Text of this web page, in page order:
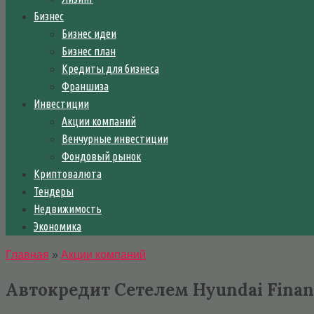
Бизнес
Бизнес идеи
Бизнес план
Кредиты для бизнеса
Франшиза
Инвестиции
Акции компаний
Венчурные инвестиции
Фондовый рынок
Криптовалюта
Тендеры
Недвижимость
Экономика
Главная » Акции компаний
Автокредит Сетелем Hyundai